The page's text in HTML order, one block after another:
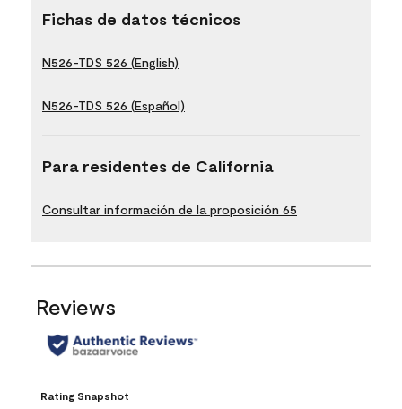
Fichas de datos técnicos
N526-TDS 526 (English)
N526-TDS 526 (Español)
Para residentes de California
Consultar información de la proposición 65
Reviews
Rating Snapshot